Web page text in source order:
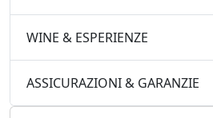
WINE & ESPERIENZE
ASSICURAZIONI & GARANZIE